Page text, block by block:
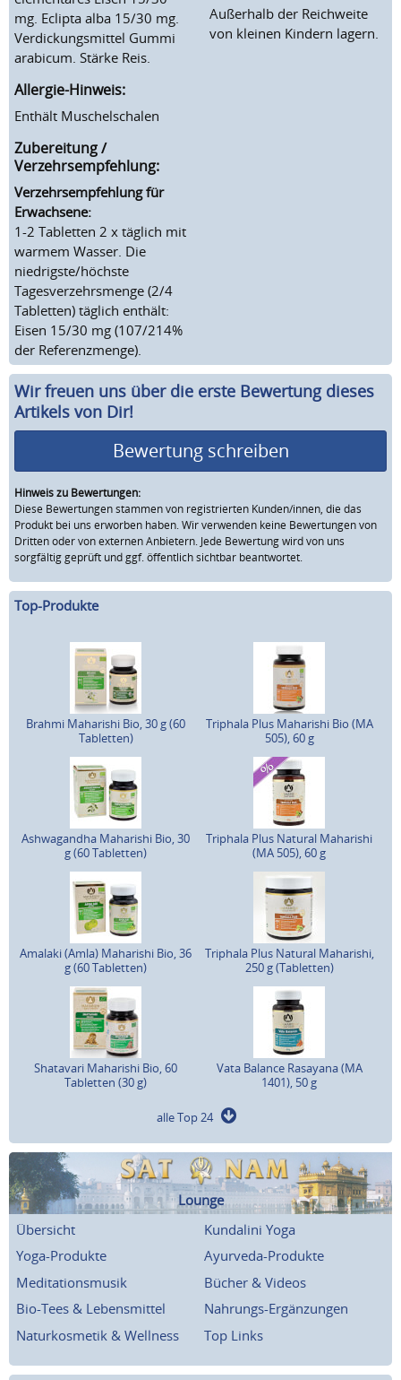
mg. Eclipta alba 15/30 mg.
Verdickungsmittel Gummi
arabicum. Stärke Reis.
Allergie-Hinweis:
Enthält Muschelschalen
Zubereitung /
Verzehrsempfehlung:
Verzehrsempfehlung für
Erwachsene:
1-2 Tabletten 2 x täglich mit
warmem Wasser. Die
niedrigste/höchste
Tagesverzehrsmenge (2/4
Tabletten) täglich enthält:
Eisen 15/30 mg (107/214%
der Referenzmenge).
Außerhalb der Reichweite
von kleinen Kindern lagern.
Wir freuen uns über die erste Bewertung dieses
Artikels von Dir!
Bewertung schreiben
Hinweis zu Bewertungen:
Diese Bewertungen stammen von registrierten Kunden/innen, die das
Produkt bei uns erworben haben. Wir verwenden keine Bewertungen von
Dritten oder von externen Anbietern. Jede Bewertung wird von uns
sorgfältig geprüft und ggf. öffentlich sichtbar beantwortet.
Top-Produkte
Brahmi Maharishi Bio, 30 g (60
Tabletten)
Triphala Plus Maharishi Bio (MA
505), 60 g
Ashwagandha Maharishi Bio, 30
g (60 Tabletten)
Triphala Plus Natural Maharishi
(MA 505), 60 g
Amalaki (Amla) Maharishi Bio, 36
g (60 Tabletten)
Triphala Plus Natural Maharishi,
250 g (Tabletten)
Shatavari Maharishi Bio, 60
Tabletten (30 g)
Vata Balance Rasayana (MA
1401), 50 g
alle Top 24
Lounge
Übersicht
Kundalini Yoga
Yoga-Produkte
Ayurveda-Produkte
Meditationsmusik
Bücher & Videos
Bio-Tees & Lebensmittel
Nahrungs-Ergänzungen
Naturkosmetik & Wellness
Top Links